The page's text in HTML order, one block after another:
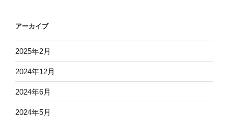
アーカイブ
2025年2月
2024年12月
2024年6月
2024年5月